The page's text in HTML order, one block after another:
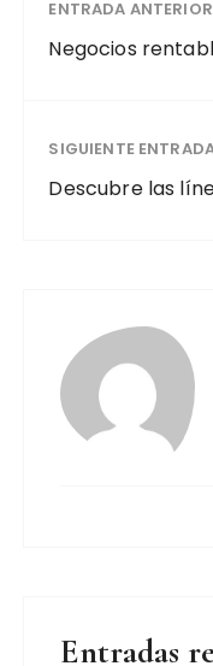
ENTRADA ANTERIOR
Negocios
SIGUIENTE
Descubre las
Entradas